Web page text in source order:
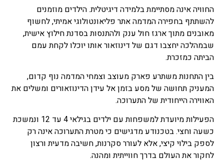
החוויה אינה מסתיימת בלמידה דיגיטלית. הילדים מוזמנים
להשתתף בחפירה המדמה אתר פליאונטולוגי אמיתי, לחשוף
מאובנים מתוך ארגז חול ענק ולהתנסות בסדנת חילוץ אישית,
שבמהלכה יחצבו דגם של דינוזאור אותו יוכלו לקחת עמם
הביתה כמזכרת.
בין התחנות משתרע פארק מעוצב וצמחי המדמה נוף קדום,
המעניק תחושה של מסע בזמן אל עידן הדינוזאורים ומשלים את
האווירה הייחודית של התערוכה.
הפעילות מיועדת למשפחות עם ילדים בגילאי 4 עד 12 ונמשכת
כשעה וחצי. בטכנודע מדגישים כי מטרת התערוכה אינה רק
לספק בילוי קיצי, אלא לעורר סקרנות, חשיבה מדעית ורצון
לחקור את העולם בדרך חווייתית ומהנה.